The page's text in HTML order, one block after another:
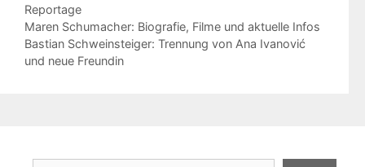
Kategorien
Reportage
Maren Schumacher: Biografie, Filme und aktuelle Infos
Bastian Schweinsteiger: Trennung von Ana Ivanović
und neue Freundin